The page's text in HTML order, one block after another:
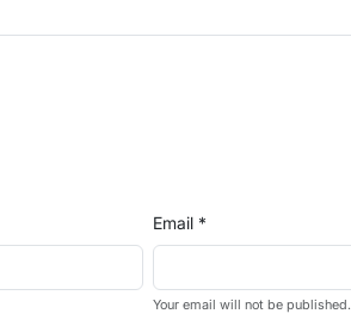
Email *
Your email will not be published.